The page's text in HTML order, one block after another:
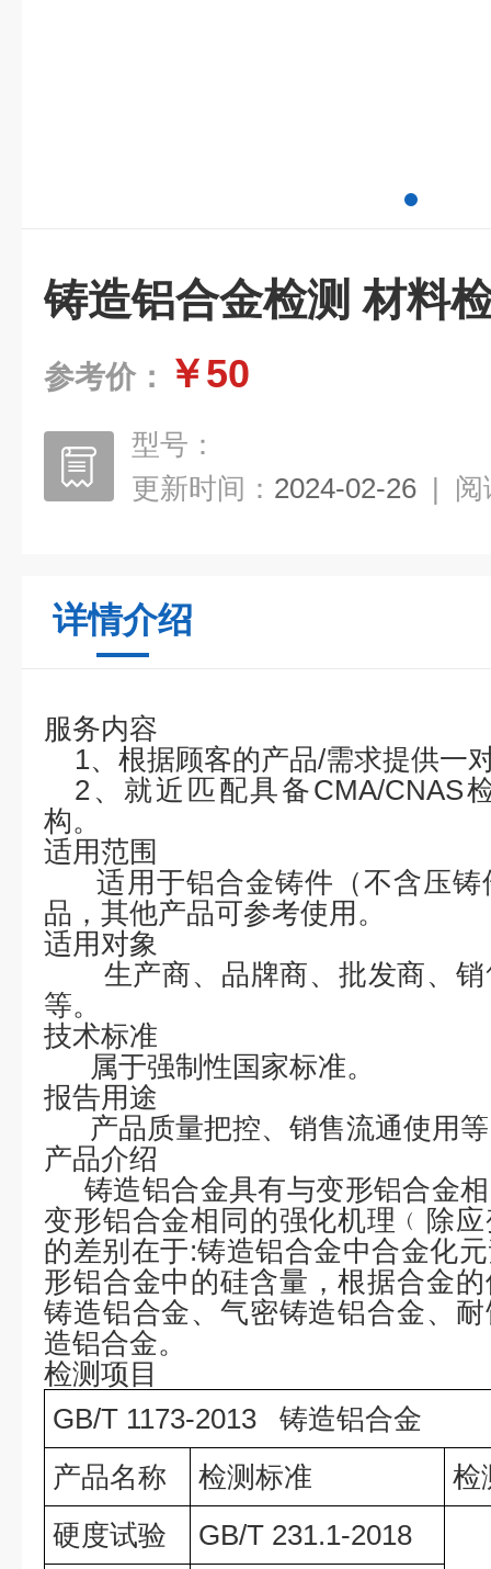
铸造铝合金检测 材料
参考价： ￥50
型号：
更新时间： 2024-02-26 | 阅
详情介绍
服务内容
1、根据顾客的产品/需求提供一
2、就近匹配具备CMA/CNAS
构。
适用范围
适用于铝合金铸件（不含压
品，其他产品可参考使用 。
适用对象
生产商、品牌商、批发商、销
等。
技术标准
属于强制性国家标准。
报告用途
产品质量把控、销售流通使用
产品介绍
铸造铝合金具有与变形铝合金
变形铝合金相同的强化机理﹙除
的差别在于:铸造铝合金中合金化
形铝合金中的硅含量 ，根据合金
铸造铝合金、气密铸造铝合金、
造铝合金。
检测项目
GB/T 1173-2013 铸造铝合金
产品名称
检测标准
检
硬度试验
GB/T 231.1-2018